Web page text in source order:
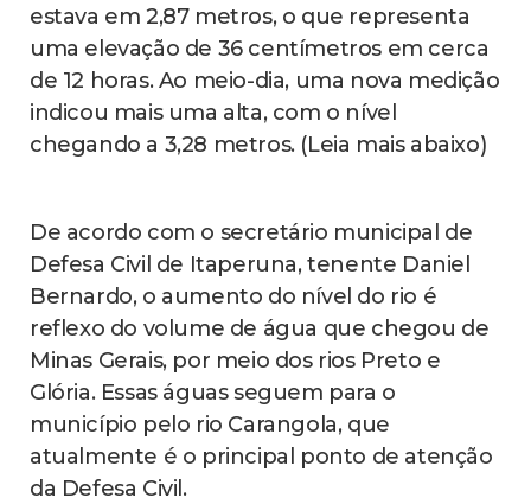
estava em 2,87 metros, o que representa
uma elevação de 36 centímetros em cerca
de 12 horas. Ao meio-dia, uma nova medição
indicou mais uma alta, com o nível
chegando a 3,28 metros. (Leia mais abaixo)
De acordo com o secretário municipal de
Defesa Civil de Itaperuna, tenente Daniel
Bernardo, o aumento do nível do rio é
reflexo do volume de água que chegou de
Minas Gerais, por meio dos rios Preto e
Glória. Essas águas seguem para o
município pelo rio Carangola, que
atualmente é o principal ponto de atenção
da Defesa Civil.